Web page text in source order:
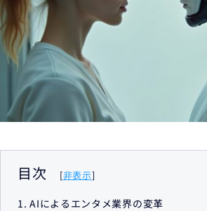
目次 [非表示]
1. AIによるエンタメ業界の変革